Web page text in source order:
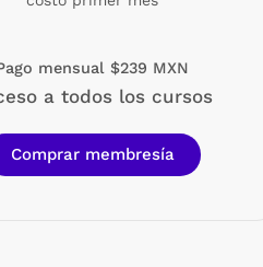
mensual $239 MXN
a todos los cursos
Comprar membresía